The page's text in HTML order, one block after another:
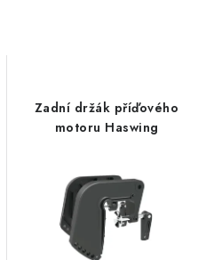
Zadní držák příďového
motoru Haswing